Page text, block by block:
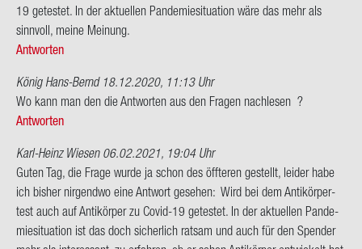
19 ge­tes­tet. In der ak­tu­el­len Pan­de­mie­si­tua­ti­on wäre das mehr als
sinn­voll, meine Mei­nung.
Antworten
König Hans-Bernd18.12.2020, 11:13 Uhr
Wo kann man den die Ant­wor­ten aus den Fra­gen nach­le­sen ?
Antworten
Karl-Heinz Wiesen06.02.2021, 19:04 Uhr
Guten Tag, die Frage wurde ja schon des öff­te­ren ge­stellt, lei­der habe
ich bis­her nir­gend­wo eine Ant­wort ge­se­hen: Wird bei dem An­ti­kör­per­
test auch auf An­ti­kör­per zu Covid-​19 ge­tes­tet. In der ak­tu­el­len Pan­de­
mie­si­tua­ti­on ist das doch si­cher­lich rat­sam und auch für den Spen­der